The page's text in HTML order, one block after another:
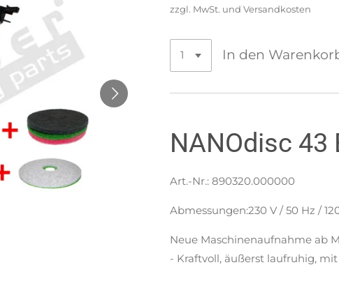
zzgl. MwSt. und Versandkosten
In den
NANOdisc 43
Art.-Nr.: 890320.000000
Abmessungen:230 V / 50 Hz /
Neue Maschinenaufnahme ab
- Kraftvoll, äußerst laufruhig,